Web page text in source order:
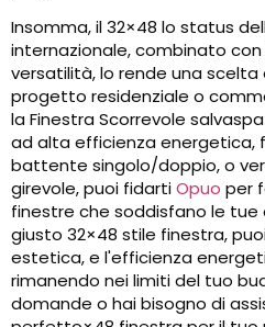
Insomma, il 32×48 lo status
internazionale, combinato
versatilità, lo rende una
progetto residenziale o
la Finestra Scorrevole
ad alta efficienza energetica,
battente singolo/doppio, o
girevole, puoi fidartiOpuo per
finestre che soddisfano le tue
giusto 32×48 stile finestra,
estetica, e l'efficienza
rimanendo nei limiti del tuo
domande o hai bisogno di